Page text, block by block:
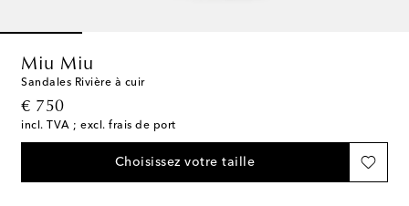
Miu Miu
Sandales Rivière à cuir
€ 750
original price
incl. TVA ; excl. frais de port
Choisissez votre taille